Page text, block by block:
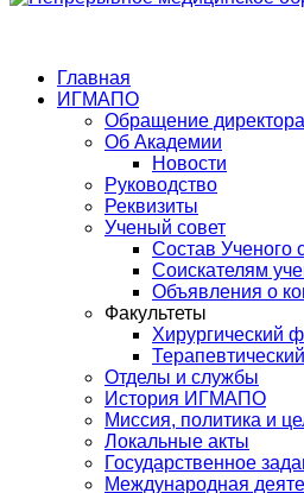
Главная
ИГМАПО
Обращение директора
Об Академии
Новости
Руководство
Реквизиты
Ученый совет
Состав Ученого
Соискателям
Объявления о
Факультеты
Хирургический
Отделы и службы
История ИГМАПО
Миссия, политика и
Локальные акты
Государственное
Международная